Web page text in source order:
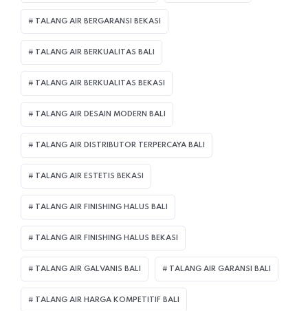
TALANG AIR BERGARANSI BEKASI
TALANG AIR BERKUALITAS BALI
TALANG AIR BERKUALITAS BEKASI
TALANG AIR DESAIN MODERN BALI
TALANG AIR DISTRIBUTOR TERPERCAYA BALI
TALANG AIR ESTETIS BEKASI
TALANG AIR FINISHING HALUS BALI
TALANG AIR FINISHING HALUS BEKASI
TALANG AIR GALVANIS BALI TALANG AIR GARANSI BALI
TALANG AIR HARGA KOMPETITIF BALI